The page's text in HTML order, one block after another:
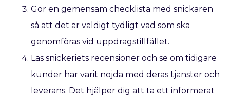
Gör en gemensam checklista med snickaren
så att det är väldigt tydligt vad som ska
genomföras vid uppdragstillfället.
Läs snickeriets recensioner och se om tidigare
kunder har varit nöjda med deras tjänster och
leverans. Det hjälper dig att ta ett informerat